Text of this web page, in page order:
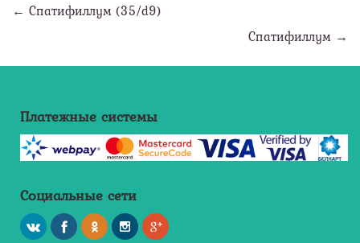
← Спатифиллум (35/d9)
Спатифиллум →
Платежные системы
Социальные сети